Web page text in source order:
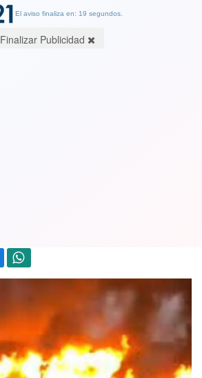
El aviso finaliza en: 19 segundos.
Finalizar Publicidad